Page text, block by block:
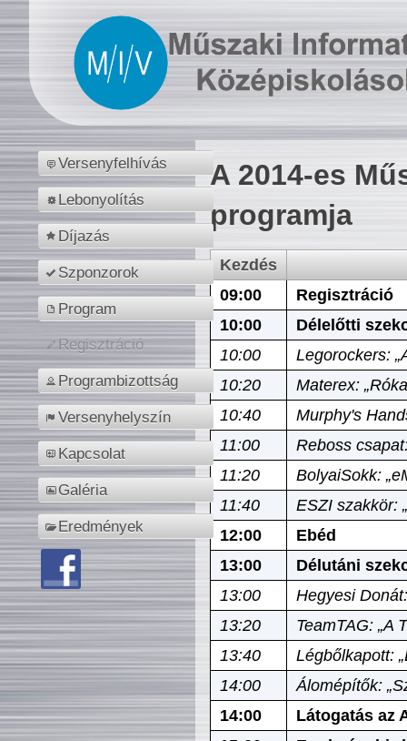
Versenyfelhívás
Lebonyolítás
Díjazás
Szponzorok
Program
Regisztráció
Programbizottság
Versenyhelyszín
Kapcsolat
Galéria
Eredmények
A 2014-es
programja
Kezdés
09:00
Regisztráció
10:00
Délelőtti
10:00
Legorockers:
10:20
Materex:
10:40
Murphy's
11:00
Reboss
11:20
BolyaiSokk:
11:40
ESZI szakkör:
12:00
Ebéd
13:00
Délutáni
13:00
Hegyesi
13:20
TeamTAG: „A
13:40
Légbőlkapott:
14:00
Álomépítők:
14:00
Látogatás az